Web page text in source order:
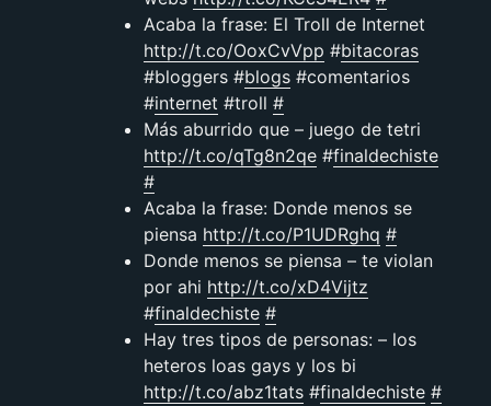
Acaba la frase: El Troll de Internet
http://t.co/OoxCvVpp #bitacoras
#bloggers #blogs#comentarios
#internet #troll #
Más aburrido que – juego de tetri
http://t.co/qTg8n2qe#finaldechiste
#
Acaba la frase: Donde menos se
piensa http://t.co/P1UDRghq #
Donde menos se piensa – te violan
por ahi http://t.co/xD4Vijtz
#finaldechiste #
Hay tres tipos de personas: – los
heteros loas gays y los bi
http://t.co/abz1tats#finaldechiste #